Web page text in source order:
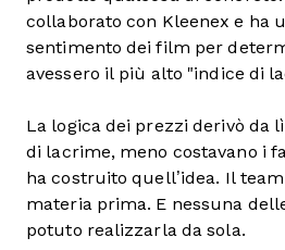
collaborato con Kleenex e ha
sentimento dei film per
avessero il più alto "indice di
La logica dei prezzi derivò da
di lacrime, meno costavano i
ha costruito quell’idea. Il
materia prima. E nessuna
potuto realizzarla da sola.